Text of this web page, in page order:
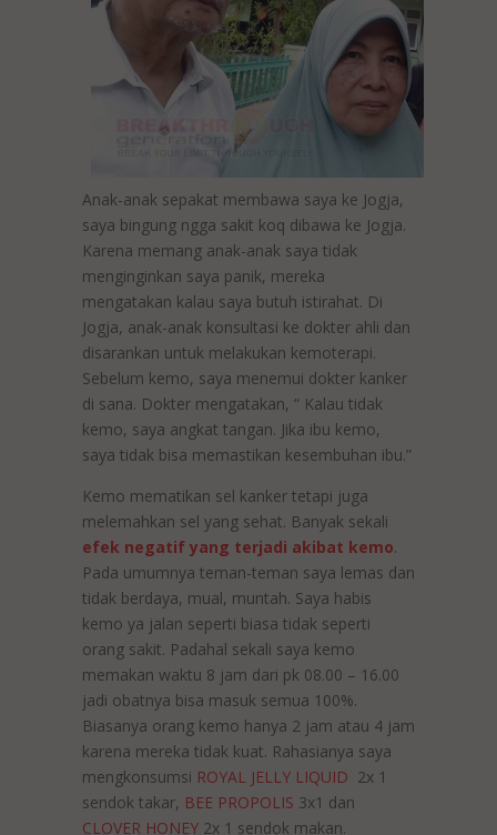
Anak-anak sepakat membawa saya ke Jogja,
saya bingung ngga sakit koq dibawa ke Jogja.
Karena memang anak-anak saya tidak
menginginkan saya panik, mereka
mengatakan kalau saya butuh istirahat. Di
Jogja, anak-anak konsultasi ke dokter ahli dan
disarankan untuk melakukan kemoterapi.
Sebelum kemo, saya menemui dokter kanker
di sana. Dokter mengatakan, “ Kalau tidak
kemo, saya angkat tangan. Jika ibu kemo,
saya tidak bisa memastikan kesembuhan ibu.”
Kemo mematikan sel kanker tetapi juga
melemahkan sel yang sehat. Banyak sekali
efek negatif yang terjadi akibat kemo.
Pada umumnya teman-teman saya lemas dan
tidak berdaya, mual, muntah. Saya habis
kemo ya jalan seperti biasa tidak seperti
orang sakit. Padahal sekali saya kemo
memakan waktu 8 jam dari pk 08.00 – 16.00
jadi obatnya bisa masuk semua 100%.
Biasanya orang kemo hanya 2 jam atau 4 jam
karena mereka tidak kuat. Rahasianya saya
mengkonsumsi ROYAL JELLY LIQUID 2x 1
sendok takar, BEE PROPOLIS 3x1 dan
CLOVER HONEY 2x 1 sendok makan.